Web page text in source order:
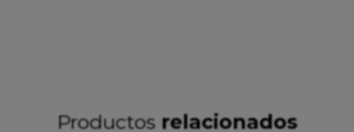
Productos relacionados